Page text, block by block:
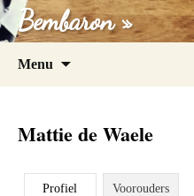
Bembaron »
Menu
Mattie de Waele
Profiel Voorouders